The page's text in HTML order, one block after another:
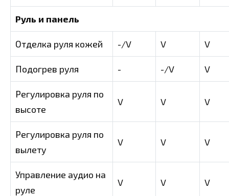
Руль и панель
Отделка руля кожей -/V V V
Подогрев руля - -/V V
Регулировка руля по
высоте
V V V
Регулировка руля по
вылету
V V V
Управление аудио на
руле
V V V